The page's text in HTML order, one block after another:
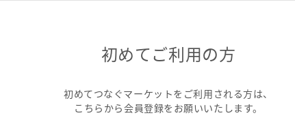
初めてご利用の方
初めてつなぐマーケットをご利用される方は、
こちらから会員登録をお願いいたします。